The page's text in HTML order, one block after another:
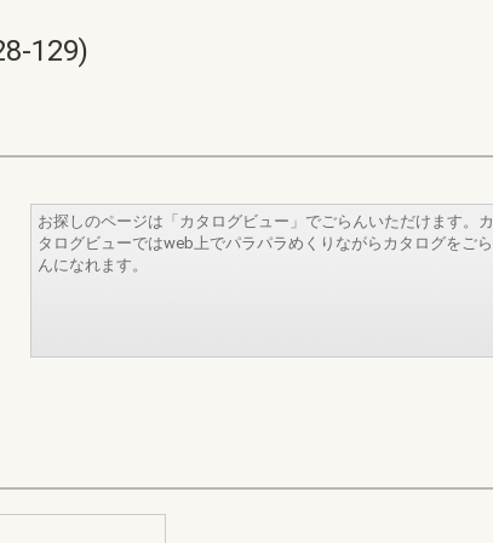
129)
お探しのページは「カタログビュー」でごらんいただけます。カ
タログビューではweb上でパラパラめくりながらカタログをごら
んになれます。